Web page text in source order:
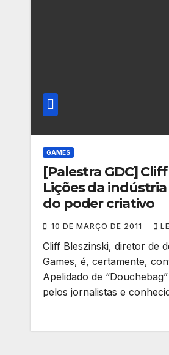
GAMES
[Palestra GDC]
Lições da indústria
do poder criativo
10 DE MARÇO DE 2011
Cliff Bleszinski, diretor de
Games, é, certamente,
Apelidado de
pelos jornalistas e